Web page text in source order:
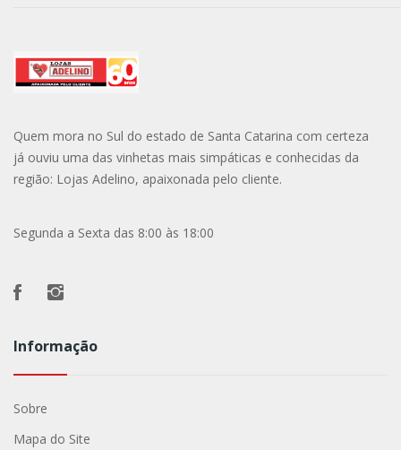
Quem mora no Sul do estado de Santa Catarina com certeza
já ouviu uma das vinhetas mais simpáticas e conhecidas da
região: Lojas Adelino, apaixonada pelo cliente.
Segunda a Sexta das 8:00 às 18:00
Informação
Sobre
Mapa do Site